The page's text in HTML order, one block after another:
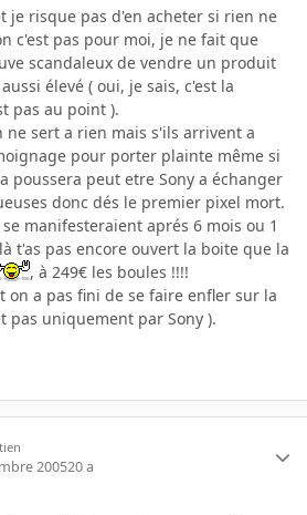
je risque pas d'en acheter si rien ne
c'est pas pour moi, je ne fait que
scandaleux de vendre un produit
élevé ( oui, je sais, c'est la
pas au point ).
ne sert a rien mais s'ils arrivent a
pour porter plainte même si
poussera peut etre Sony a échanger
donc dés le premier pixel mort.
manifesteraient aprés 6 mois ou 1
t'as pas encore ouvert la boite que la
, à 249€ les boules !!!!
on a pas fini de se faire enfler sur la
pas uniquement par Sony ).
200520 a